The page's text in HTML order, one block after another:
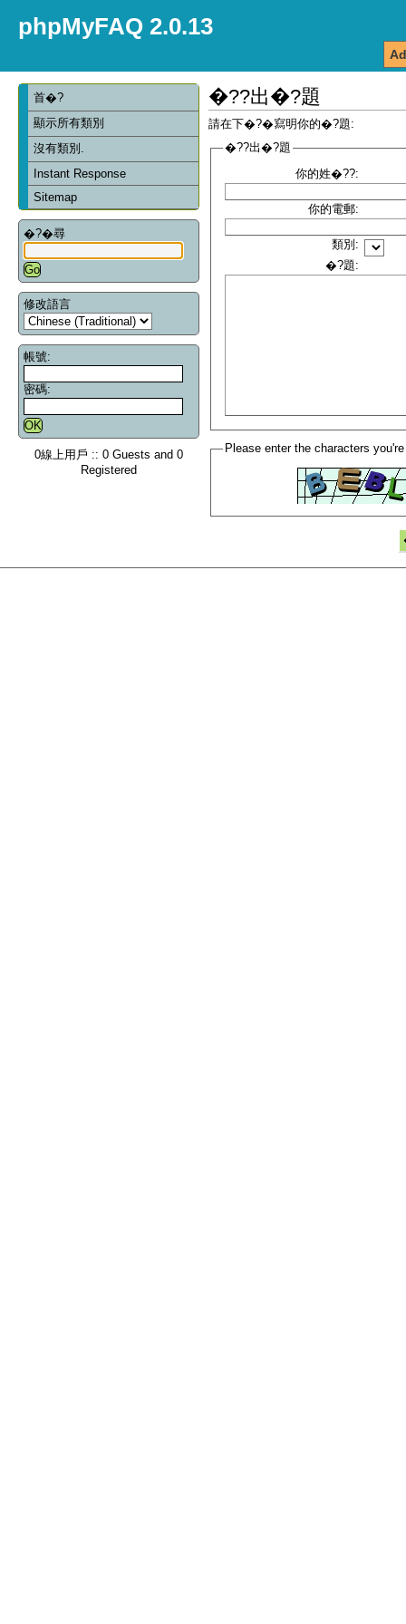
phpMyFAQ 2.0.13
首�?
顯示所有類別
沒有類別.
Instant Response
Sitemap
�?�尋
修改語言
帳號:
密碼:
0線上用戶 :: 0 Guests and 0
Registered
�??出�?題
請在下�?�寫明你的�?題:
�??出�?題
你的姓�??:
你的電郵:
類別:
�?題:
Please enter the characters